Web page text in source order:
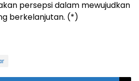
persepsi dalam mewujudkan
berkelanjutan. (*)